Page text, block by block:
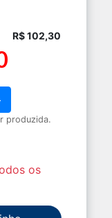
produzida.
os
R$ 102,30